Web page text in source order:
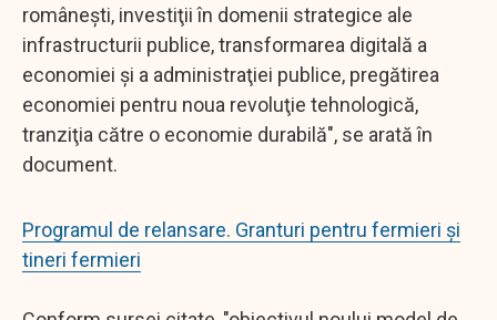
româneşti, investiţii în domenii strategice ale
infrastructurii publice, transformarea digitală a
economiei şi a administraţiei publice, pregătirea
economiei pentru noua revoluţie tehnologică,
tranziţia către o economie durabilă", se arată în
document.
Programul de relansare. Granturi pentru fermieri și
tineri fermieri